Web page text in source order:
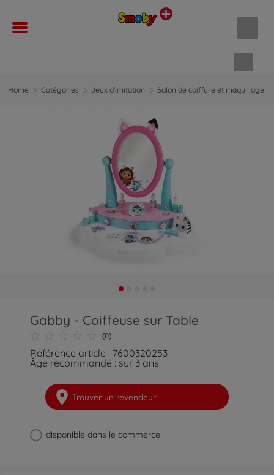
Home Catégories Jeux d'imitation Salon de coiffure et maquillage
Gabby - Coiffeuse sur Table
(0)
Référence article : 7600320253
Âge recommandé : sur 3 ans
Trouver un revendeur
disponible dans le commerce